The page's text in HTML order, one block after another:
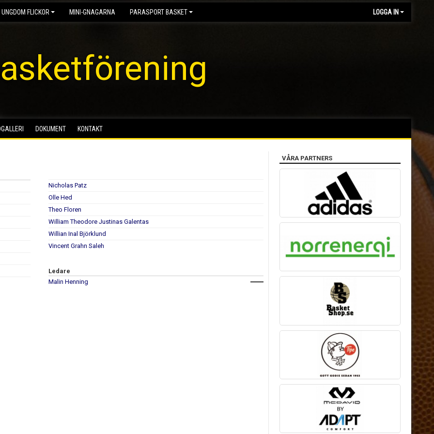
FLICKOR MINI-GNAGARNA PARASPORT BASKET LOGGA IN
DOKUMENT KONTAKT
Nicholas Patz
Olle Hed
Theo Floren
William Theodore Justinas Galentas
Willian Inal Björklund
Vincent Grahn Saleh
Ledare
Malin Henning
VÅRA PARTNERS